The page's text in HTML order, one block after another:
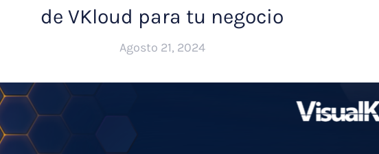
de VKloud para tu negocio
Agosto 21, 2024